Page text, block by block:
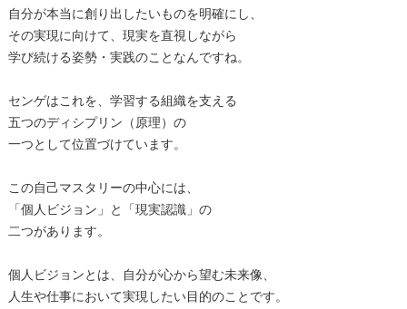
自分が本当に創り出したいものを明確にし、
その実現に向けて、現実を直視しながら
学び続ける姿勢・実践のことなんですね。
センゲはこれを、学習する組織を支える
五つのディシプリン（原理）の
一つとして位置づけています。
この自己マスタリーの中心には、
「個人ビジョン」と「現実認識」の
二つがあります。
個人ビジョンとは、自分が心から望む未来像、
人生や仕事において実現したい目的のことです。